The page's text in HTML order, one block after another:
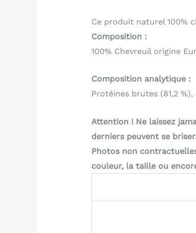
Ce produit naturel 100%
Composition :
100% Chevreuil origine
Composition analytique :
Protéines brutes (81,2
Attention ! Ne laissez
derniers peuvent se
Photos non
couleur, la taille ou